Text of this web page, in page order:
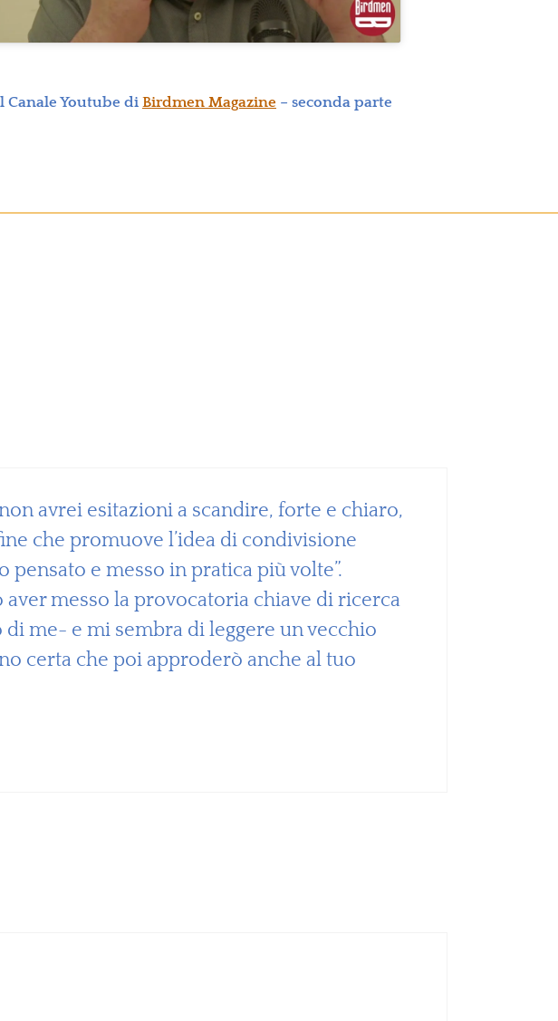
Canale Youtube di Birdmen Magazine – seconda parte
avrei esitazioni a scandire, forte e chiaro,
che promuove l’idea di condivisione
e messo in pratica più volte”.
messo la provocatoria chiave di ricerca
me- e mi sembra di leggere un vecchio
certa che poi approderò anche al tuo